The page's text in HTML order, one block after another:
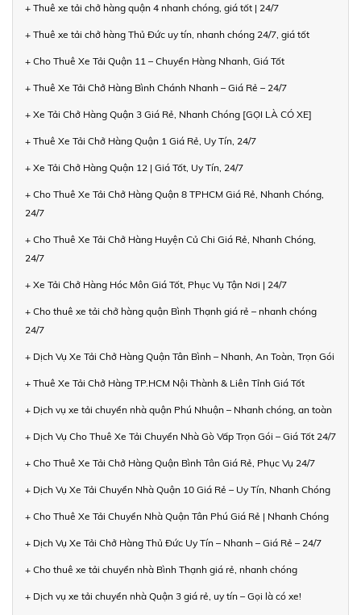
+ Thuê xe tải chở hàng quận 4 nhanh chóng, giá tốt | 24/7
+ Thuê xe tải chở hàng Thủ Đức uy tín, nhanh chóng 24/7, giá tốt
+ Cho Thuê Xe Tải Quận 11 – Chuyển Hàng Nhanh, Giá Tốt
+ Thuê Xe Tải Chở Hàng Bình Chánh Nhanh – Giá Rẻ – 24/7
+ Xe Tải Chở Hàng Quận 3 Giá Rẻ, Nhanh Chóng [GỌI LÀ CÓ XE]
+ Thuê Xe Tải Chở Hàng Quận 1 Giá Rẻ, Uy Tín, 24/7
+ Xe Tải Chở Hàng Quận 12 | Giá Tốt, Uy Tín, 24/7
+ Cho Thuê Xe Tải Chở Hàng Quận 8 TPHCM Giá Rẻ, Nhanh Chóng,
24/7
+ Cho Thuê Xe Tải Chở Hàng Huyện Củ Chi Giá Rẻ, Nhanh Chóng,
24/7
+ Xe Tải Chở Hàng Hóc Môn Giá Tốt, Phục Vụ Tận Nơi | 24/7
+ Cho thuê xe tải chở hàng quận Bình Thạnh giá rẻ – nhanh chóng
24/7
+ Dịch Vụ Xe Tải Chở Hàng Quận Tân Bình – Nhanh, An Toàn, Trọn Gói
+ Thuê Xe Tải Chở Hàng TP.HCM Nội Thành & Liên Tỉnh Giá Tốt
+ Dịch vụ xe tải chuyển nhà quận Phú Nhuận – Nhanh chóng, an toàn
+ Dịch Vụ Cho Thuê Xe Tải Chuyển Nhà Gò Vấp Trọn Gói – Giá Tốt 24/7
+ Cho Thuê Xe Tải Chở Hàng Quận Bình Tân Giá Rẻ, Phục Vụ 24/7
+ Dịch Vụ Xe Tải Chuyển Nhà Quận 10 Giá Rẻ – Uy Tín, Nhanh Chóng
+ Cho Thuê Xe Tải Chuyển Nhà Quận Tân Phú Giá Rẻ | Nhanh Chóng
+ Dịch Vụ Xe Tải Chở Hàng Thủ Đức Uy Tín – Nhanh – Giá Rẻ – 24/7
+ Cho thuê xe tải chuyển nhà Bình Thạnh giá rẻ, nhanh chóng
+ Dịch vụ xe tải chuyển nhà Quận 3 giá rẻ, uy tín – Gọi là có xe!